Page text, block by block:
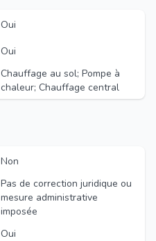
Oui
Oui
Chauffage au sol; Pompe à
chaleur; Chauffage central
Non
Pas de correction juridique ou
mesure administrative
imposée
Oui